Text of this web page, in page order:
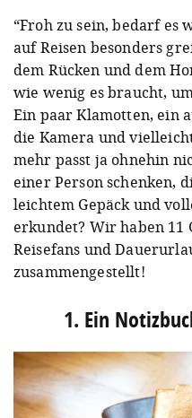
“Froh zu sein, bedarf es
auf Reisen besonders
dem Rücken und dem
wie wenig es braucht,
Ein paar Klamotten, ein
die Kamera und
mehr passt ja ohnehin
einer Person schenken,
leichtem Gepäck und
erkundet? Wir haben 11
Reisefans und
zusammengestellt!
1. Ein